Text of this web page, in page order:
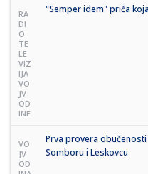
RA
DI
O
TE
LE
VIZ
IJA
VO
JV
OD
INE
"Semper idem" priča
VO
JV
OD
Prva provera
Somboru i Leskovcu